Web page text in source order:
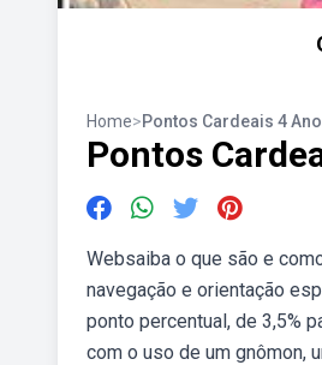
Home>Pontos Cardeais 4 Ano
Pontos
Websaiba o que são e
navegação e orientação
ponto percentual, de 3,5%
com o uso de um gnômon,